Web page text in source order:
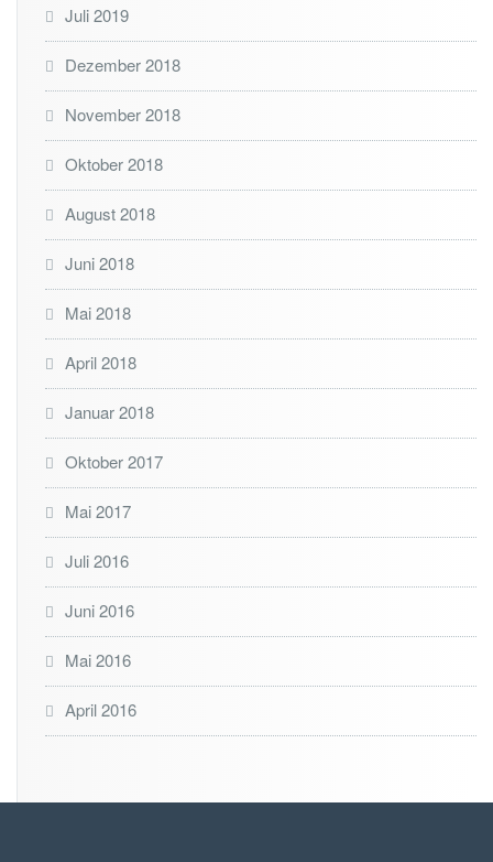
Juli 2019
Dezember 2018
November 2018
Oktober 2018
August 2018
Juni 2018
Mai 2018
April 2018
Januar 2018
Oktober 2017
Mai 2017
Juli 2016
Juni 2016
Mai 2016
April 2016